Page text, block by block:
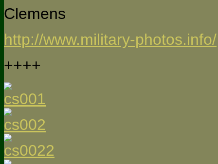
Clemens
http://www.military-photos.info/
++++